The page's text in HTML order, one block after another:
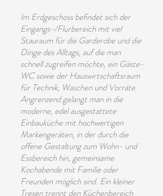
Im Erdgeschoss befindet sich der
Eingangs-/Flurbereich mit viel
Stauraum für die Garderobe und die
Dinge des Alltags, auf die man
schnell zugreifen möchte, ein Gäste-
WC sowie der Hauswirtschaftsraum
für Technik, Waschen und Vorräte.
Angrenzend gelangt man in die
moderne, edel ausgestattete
Einbauküche mit hochwertigen
Markengeräten, in der durch die
offene Gestaltung zum Wohn- und
Essbereich hin, gemeinsame
Kochabende mit Familie oder
Freunden möglich sind. Ein kleiner
Tresen trennt den Küchenbereich